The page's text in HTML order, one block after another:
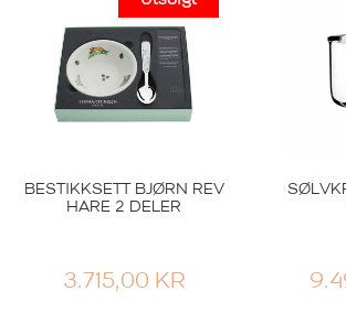
BESTIKKSETT BJØRN REV
HARE 2 DELER
3.715,00 KR